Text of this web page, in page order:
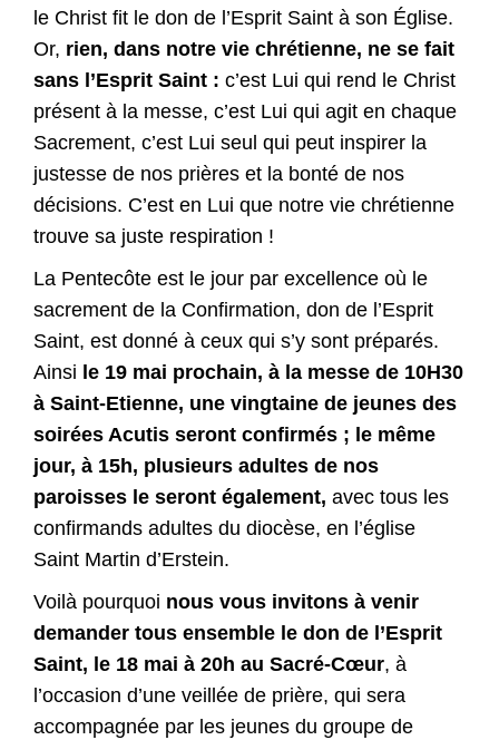
le Christ fit le don de l’Esprit Saint à son Église.
Or, rien, dans notre vie chrétienne, ne se fait
sans l’Esprit Saint : c’est Lui qui rend le Christ
présent à la messe, c’est Lui qui agit en chaque
Sacrement, c’est Lui seul qui peut inspirer la
justesse de nos prières et la bonté de nos
décisions. C’est en Lui que notre vie chrétienne
trouve sa juste respiration !
La Pentecôte est le jour par excellence où le
sacrement de la Confirmation, don de l’Esprit
Saint, est donné à ceux qui s’y sont préparés.
Ainsi le 19 mai prochain, à la messe de 10H30
à Saint-Etienne, une vingtaine de jeunes des
soirées Acutis seront confirmés ; le même
jour, à 15h, plusieurs adultes de nos
paroisses le seront également, avec tous les
confirmands adultes du diocèse, en l’église
Saint Martin d’Erstein.
Voilà pourquoi nous vous invitons à venir
demander tous ensemble le don de l’Esprit
Saint, le 18 mai à 20h au Sacré-Cœur, à
l’occasion d’une veillée de prière, qui sera
accompagnée par les jeunes du groupe de